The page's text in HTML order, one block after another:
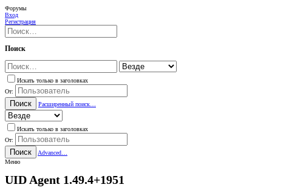
Форумы
Вход
Регистрация
Поиск
Искать только в заголовках
От:
Поиск Расширенный поиск…
Искать только в заголовках
От:
Поиск
Advanced…
Меню
UID Agent 1.49.4+1951